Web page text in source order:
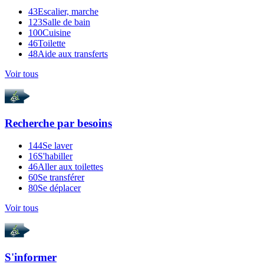
43Escalier, marche
123Salle de bain
100Cuisine
46Toilette
48Aide aux transferts
Voir tous
Recherche par besoins
144Se laver
16S'habiller
46Aller aux toilettes
60Se transférer
80Se déplacer
Voir tous
S'informer